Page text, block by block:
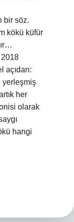
bir söz.
kökü küfür
2018
açıdan:
yerleşmiş
her
olarak
hangi